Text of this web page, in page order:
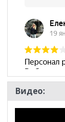
Видео: